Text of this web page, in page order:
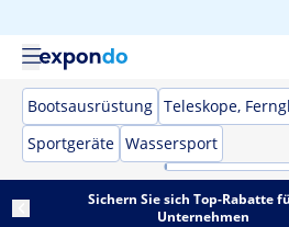
Bootsausrüstung Teleskope,
Sportgeräte Wassersport
Sichern Sie sich Top-Rabatte
Unternehmen